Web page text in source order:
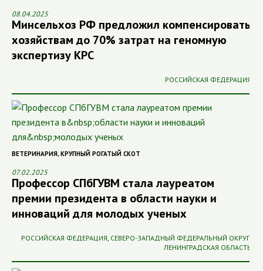
08.04.2025
Минсельхоз РФ предложил компенсировать
хозяйствам до 70% затрат на геномную
экспертизу КРС
РОССИЙСКАЯ ФЕДЕРАЦИЯ
ВЕТЕРИНАРИЯ, КРУПНЫЙ РОГАТЫЙ СКОТ
07.02.2025
Профессор СПбГУВМ стала лауреатом
премии президента в области науки и
инноваций для молодых ученых
РОССИЙСКАЯ ФЕДЕРАЦИЯ, СЕВЕРО-ЗАПАДНЫЙ ФЕДЕРАЛЬНЫЙ ОКРУГ
ЛЕНИНГРАДСКАЯ ОБЛАСТЬ